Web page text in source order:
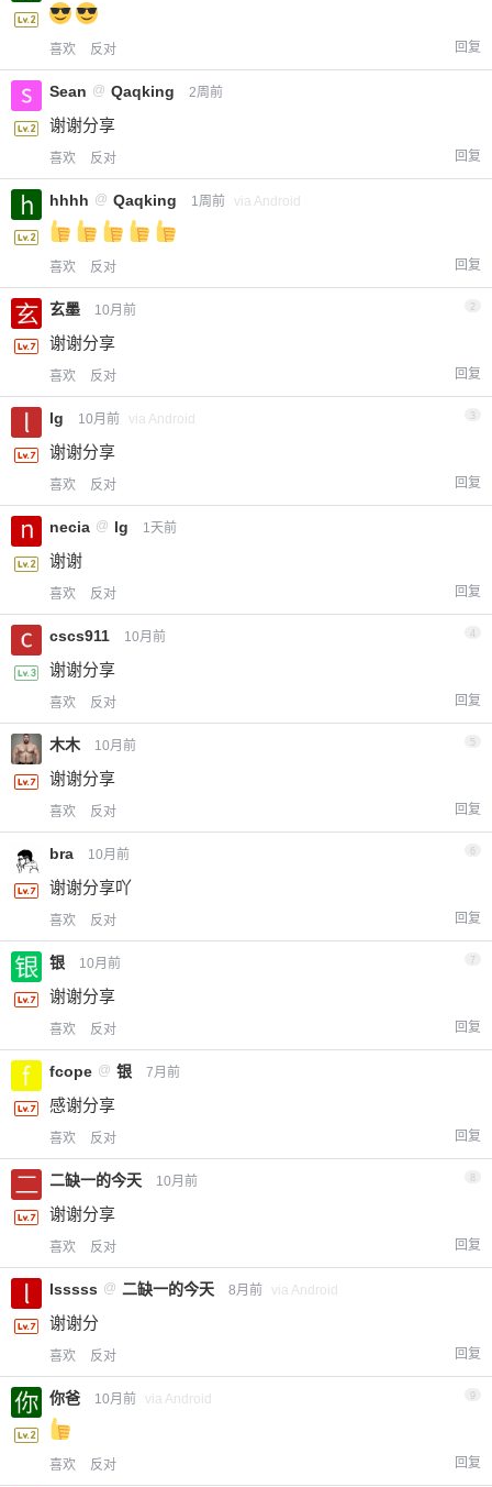
喜欢 反对 回复
Sean @ Qaqking 2周前
谢谢分享
喜欢 反对 回复
hhhh @ Qaqking 1周前 via Android
喜欢 反对 回复
玄墨 10月前 2
谢谢分享
喜欢 反对 回复
lg 10月前 via Android 3
谢谢分享
喜欢 反对 回复
necia @ lg 1天前
谢谢
喜欢 反对 回复
cscs911 10月前 4
谢谢分享
喜欢 反对 回复
木木 10月前 5
谢谢分享
喜欢 反对 回复
bra 10月前
谢谢分享吖
喜欢 反对 回复
银 10月前 7
谢谢分享
喜欢 反对 回复
fcope @ 银 7月前
感谢分享
喜欢 反对 回复
二缺一的今天 10月前
谢谢分享
喜欢 反对 回复
lsssss @ 二缺一的今天 8月前 via Android
谢谢分
喜欢 反对 回复
你爸 10月前 via Android 9
喜欢 反对 回复